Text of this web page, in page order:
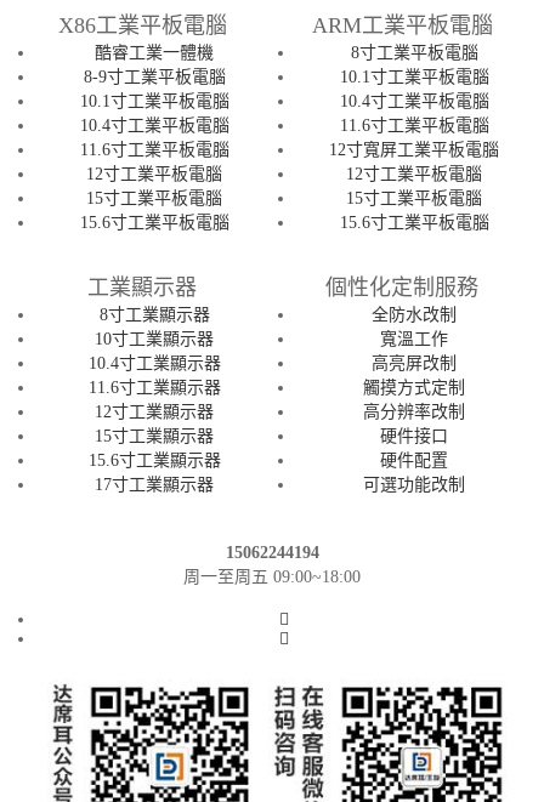
X86工業平板電腦
酷睿工業一體機
8-9寸工業平板電腦
10.1寸工業平板電腦
10.4寸工業平板電腦
11.6寸工業平板電腦
12寸工業平板電腦
15寸工業平板電腦
15.6寸工業平板電腦
ARM工業平板電腦
8寸工業平板電腦
10.1寸工業平板電腦
10.4寸工業平板電腦
11.6寸工業平板電腦
12寸寬屏工業平板電腦
12寸工業平板電腦
15寸工業平板電腦
15.6寸工業平板電腦
工業顯示器
8寸工業顯示器
10寸工業顯示器
10.4寸工業顯示器
11.6寸工業顯示器
12寸工業顯示器
15寸工業顯示器
15.6寸工業顯示器
17寸工業顯示器
個性化定制服務
全防水改制
寬溫工作
高亮屏改制
觸摸方式定制
高分辨率改制
硬件接口
硬件配置
可選功能改制
15062244194
周一至周五 09:00~18:00